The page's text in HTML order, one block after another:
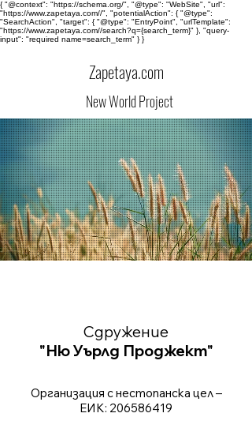
{ "@context": "https://schema.org/", "@type": "WebSite", "url":
"https://www.zapetaya.com//", "potentialAction": { "@type":
"SearchAction", "target": { "@type": "EntryPoint", "urlTemplate":
"https://www.zapetaya.com//search?q={search_term}" }, "query-
input": "required name=search_term" } }
Zapetaya.com
New World Project
Сдружение
"Ню Уърлд Проджект"
Организация с нестопанска цел –
ЕИК: 206586419